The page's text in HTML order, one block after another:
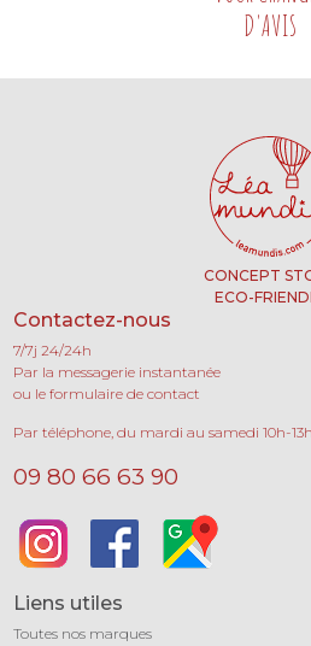
D'AVIS
CONCEPT
ECO-
Contactez-nous
7/7j 24/24h
Par la messagerie instantanée
ou le formulaire de contact
Par téléphone, du mardi au samedi 10h-
09 80 66 63 90
Liens utiles
Toutes nos marques